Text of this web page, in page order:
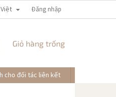
Đăng nhập
GIỎ
Giỏ hàng trống
cho đối tác liên kết